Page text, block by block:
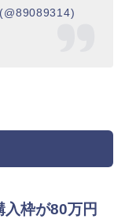
枠が80万円